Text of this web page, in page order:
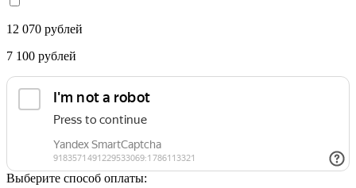
12 070 рублей
7 100 рублей
Выберите способ оплаты: